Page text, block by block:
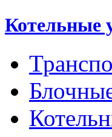
Котельные